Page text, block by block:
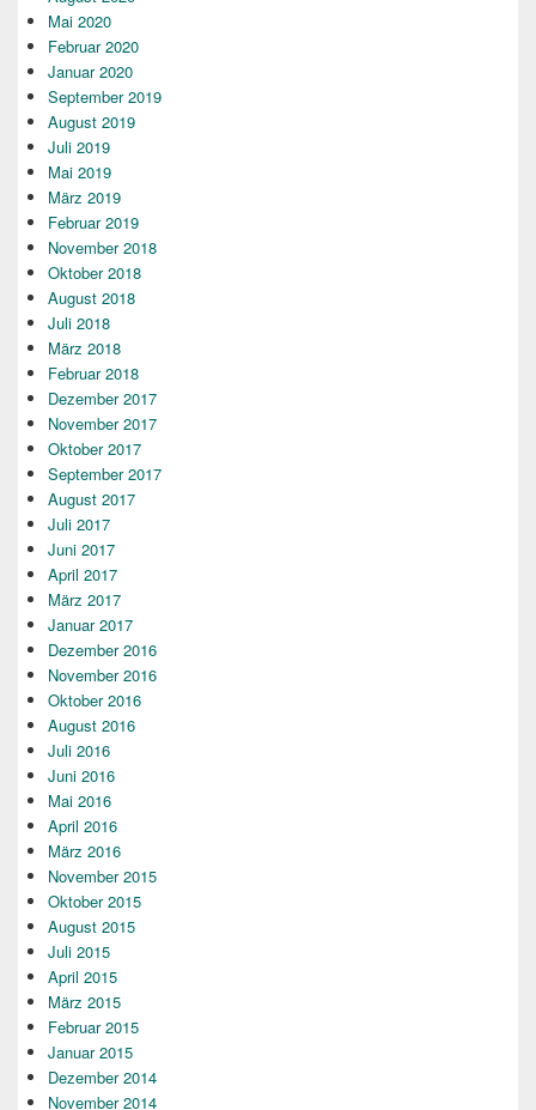
Mai 2020
Februar 2020
Januar 2020
September 2019
August 2019
Juli 2019
Mai 2019
März 2019
Februar 2019
November 2018
Oktober 2018
August 2018
Juli 2018
März 2018
Februar 2018
Dezember 2017
November 2017
Oktober 2017
September 2017
August 2017
Juli 2017
Juni 2017
April 2017
März 2017
Januar 2017
Dezember 2016
November 2016
Oktober 2016
August 2016
Juli 2016
Juni 2016
Mai 2016
April 2016
März 2016
November 2015
Oktober 2015
August 2015
Juli 2015
April 2015
März 2015
Februar 2015
Januar 2015
Dezember 2014
November 2014